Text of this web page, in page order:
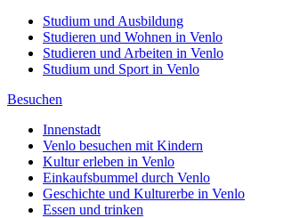
Studium und Ausbildung
Studieren und Wohnen in Venlo
Studieren und Arbeiten in Venlo
Studium und Sport in Venlo
Besuchen
Innenstadt
Venlo besuchen mit Kindern
Kultur erleben in Venlo
Einkaufsbummel durch Venlo
Geschichte und Kulturerbe in Venlo
Essen und trinken